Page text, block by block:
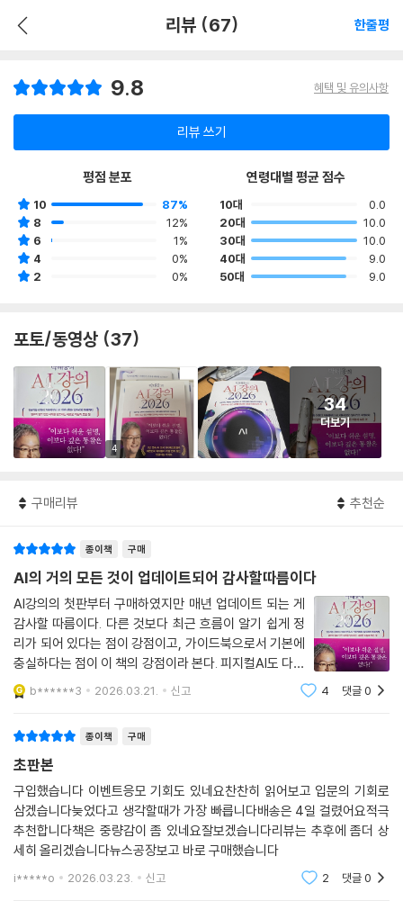
리뷰 (67) 한줄평
9.8 혜택 및 유의사항
리뷰 쓰기
평점 분포
10
87%
8
12%
6
1%
4
0%
2
0%
연령대별 평균 점수
10대
0.0
20대
10.0
30대
10.0
40대
9.0
50대
9.0
포토/동영상 (37)
4
34
더보기
구매리뷰 추천순
종이책 구매
AI의 거의 모든 것이 업데이트되어 감사할따름이다
AI강의의 첫판부터 구매하였지만 매년 업데이트 되는 게
감사할 따름이다. 다른 것보다 최근 흐름이 알기 쉽게 정
리가 되어 있다는 점이 강점이고, 가이드북으로서 기본에
충실하다는 점이 이 책의 강점이라 본다. 피지컬AI도 다루
고 있는데다 AI를 어떻게 바라봐야할 지를 고민할 수 있는
거리를 마련하고 있어 재미있게 읽어볼 수 있을 것 같습니
b******3 2026.03.21. 신고 4 댓글0
종이책 구매
초판본
구입했습니다 이벤트응모 기회도 있네요찬찬히 읽어보고 입문의 기회로
삼겠습니다늦었다고 생각할때가 가장 빠릅니다배송은 4일 걸렸어요적극
추천합니다책은 중량감이 좀 있네요잘보겠습니다리뷰는 추후에 좀더 상
세히 올리겠습니다뉴스공장보고 바로 구매했습니다
i*****o 2026.03.23. 신고 2 댓글0